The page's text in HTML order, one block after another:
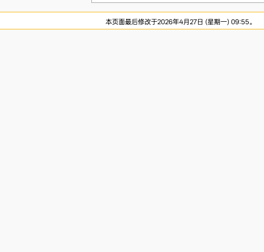
本页面最后修改于2026年4月27日 (星期一) 09:55。